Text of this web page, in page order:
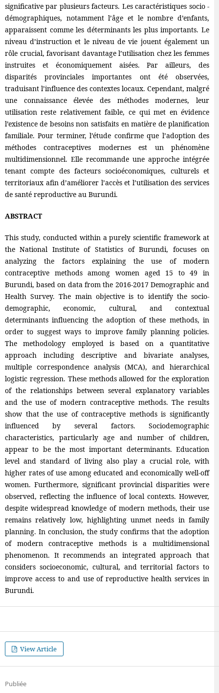
significative par plusieurs facteurs. Les caractéristiques socio -
démographiques, notamment l’âge et le nombre d’enfants,
apparaissent comme les déterminants les plus importants. Le
niveau d’instruction et le niveau de vie jouent également un
rôle crucial, favorisant davantage l’utilisation chez les femmes
instruites et économiquement aisées. Par ailleurs, des
disparités provinciales importantes ont été observées,
traduisant l’influence des contextes locaux. Cependant, malgré
une connaissance élevée des méthodes modernes, leur
utilisation reste relativement faible, ce qui met en évidence
l’existence de besoins non satisfaits en matière de planification
familiale. Pour terminer, l’étude confirme que l’adoption des
méthodes contraceptives modernes est un phénomène
multidimensionnel. Elle recommande une approche intégrée
tenant compte des facteurs socioéconomiques, culturels et
territoriaux afin d’améliorer l’accès et l’utilisation des services
de santé reproductive au Burundi.
ABSTRACT
This study, conducted within a purely scientific framework at
the National Institute of Statistics of Burundi, focuses on
analyzing the factors explaining the use of modern
contraceptive methods among women aged 15 to 49 in
Burundi, based on data from the 2016-2017 Demographic and
Health Survey. The main objective is to identify the socio-
demographic, economic, cultural, and contextual
determinants influencing the adoption of these methods, in
order to suggest ways to improve family planning policies.
The methodology employed is based on a quantitative
approach including descriptive and bivariate analyses,
multiple correspondence analysis (MCA), and hierarchical
logistic regression. These methods allowed for the exploration
of the relationships between several explanatory variables
and the use of modern contraceptive methods. The results
show that the use of contraceptive methods is significantly
influenced by several factors. Sociodemographic
characteristics, particularly age and number of children,
appear to be the most important determinants. Education
level and standard of living also play a crucial role, with
higher rates of use among educated and economically well-off
women. Furthermore, significant provincial disparities were
observed, reflecting the influence of local contexts. However,
despite widespread knowledge of modern methods, their use
remains relatively low, highlighting unmet needs in family
planning. In conclusion, the study confirms that the adoption
of modern contraceptive methods is a multidimensional
phenomenon. It recommends an integrated approach that
considers socioeconomic, cultural, and territorial factors to
improve access to and use of reproductive health services in
Burundi.
View Article
Publiée